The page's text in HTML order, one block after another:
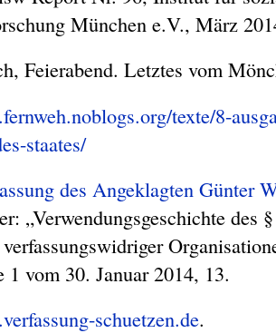
München e.V., März
Feierabend. Letztes vom
texte/8-
staates/
des Angeklagten Günter
„Verwendungsgeschichte des
vom 30. Januar 2014, 13.
schuetzen.de.